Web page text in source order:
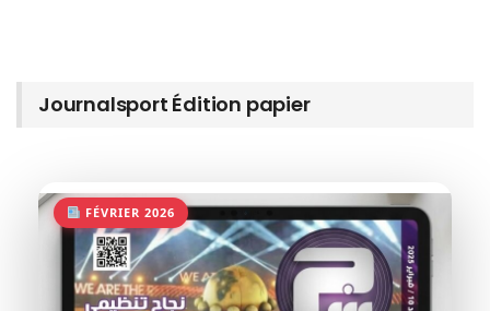
Journalsport Édition papier
FÉVRIER 2026